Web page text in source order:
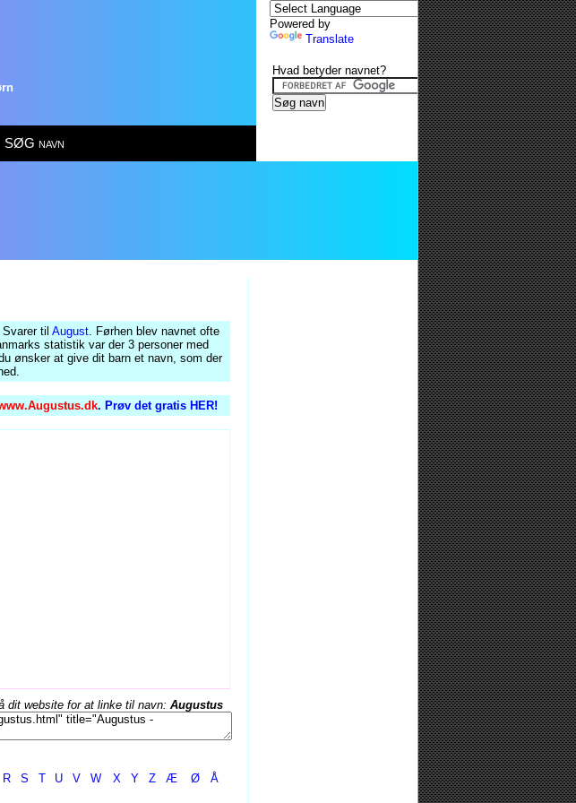
SØG navn
til August. Førhen blev navnet ofte
statistik var der 3 personer med
ønsker at give dit barn et navn, som der
. Prøv det gratis HER!
dit website for at linke til navn: Augustus
R S T U V W X Y Z Æ Ø Å
Powered by
Translate
Hvad betyder navnet?